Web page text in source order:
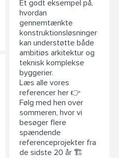
Et godt eksempel på,
hvordan
gennemtænkte
konstruktionsløsninger
kan understøtte både
ambitiøs arkitektur og
teknisk komplekse
byggerier.
Læs alle vores
referencer her 👉
Følg med hen over
sommeren, hvor vi
besøger flere
spændende
referenceprojekter fra
de sidste 20 år 🏗️